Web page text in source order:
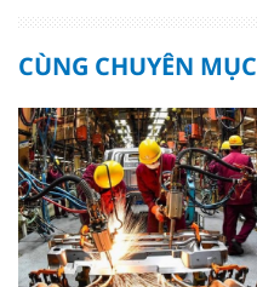
CÙNG CHUYÊN MỤC